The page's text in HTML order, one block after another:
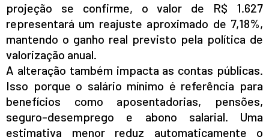
projeção se confirme, o valor de R$ 1.627
representará um reajuste aproximado de 7,18%,
mantendo o ganho real previsto pela política de
valorização anual.
A alteração também impacta as contas públicas.
Isso porque o salário mínimo é referência para
benefícios como aposentadorias, pensões,
seguro-desemprego e abono salarial. Uma
estimativa menor reduz automaticamente o